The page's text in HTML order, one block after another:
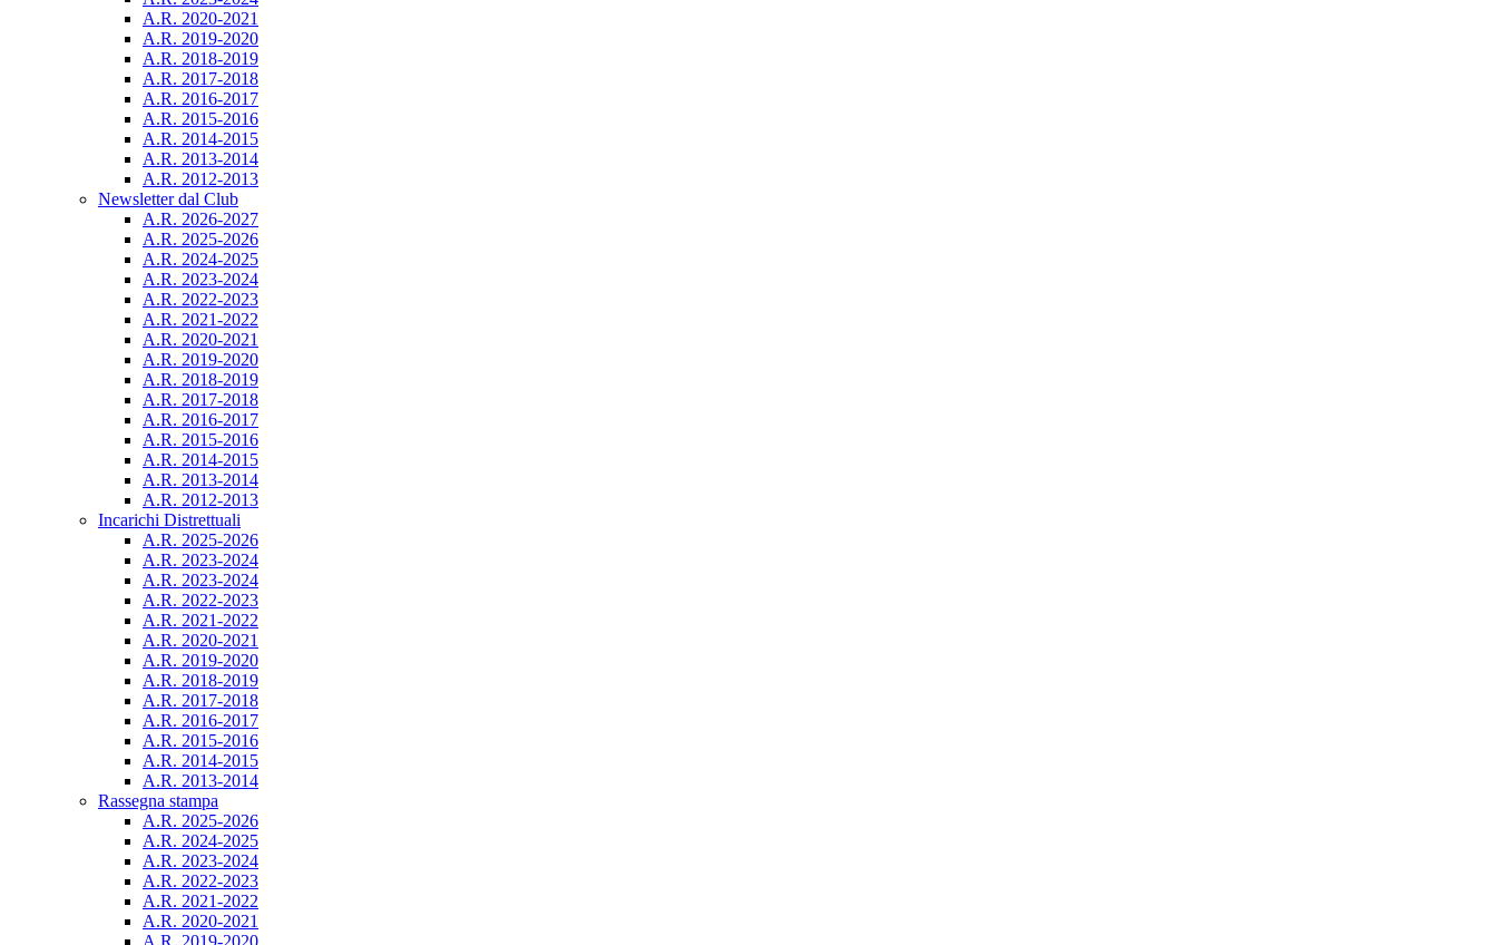
A.R. 2020-2021
A.R. 2019-2020
A.R. 2018-2019
A.R. 2017-2018
A.R. 2016-2017
A.R. 2015-2016
A.R. 2014-2015
A.R. 2013-2014
A.R. 2012-2013
Newsletter dal Club
A.R. 2026-2027
A.R. 2025-2026
A.R. 2024-2025
A.R. 2023-2024
A.R. 2022-2023
A.R. 2021-2022
A.R. 2020-2021
A.R. 2019-2020
A.R. 2018-2019
A.R. 2017-2018
A.R. 2016-2017
A.R. 2015-2016
A.R. 2014-2015
A.R. 2013-2014
A.R. 2012-2013
Incarichi Distrettuali
A.R. 2025-2026
A.R. 2023-2024
A.R. 2023-2024
A.R. 2022-2023
A.R. 2021-2022
A.R. 2020-2021
A.R. 2019-2020
A.R. 2018-2019
A.R. 2017-2018
A.R. 2016-2017
A.R. 2015-2016
A.R. 2014-2015
A.R. 2013-2014
Rassegna stampa
A.R. 2025-2026
A.R. 2024-2025
A.R. 2023-2024
A.R. 2022-2023
A.R. 2021-2022
A.R. 2020-2021